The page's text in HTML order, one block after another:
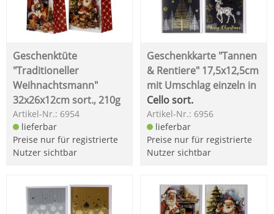
Geschenktüte
"Traditioneller
Weihnachtsmann"
32x26x12cm sort., 210g
Artikel-Nr.: 6954
lieferbar
Preise nur für registrierte
Nutzer sichtbar
Geschenkkarte "Tannen
& Rentiere" 17,5x12,5cm
mit Umschlag einzeln in
Cello sort.
Artikel-Nr.: 6956
lieferbar
Preise nur für registrierte
Nutzer sichtbar